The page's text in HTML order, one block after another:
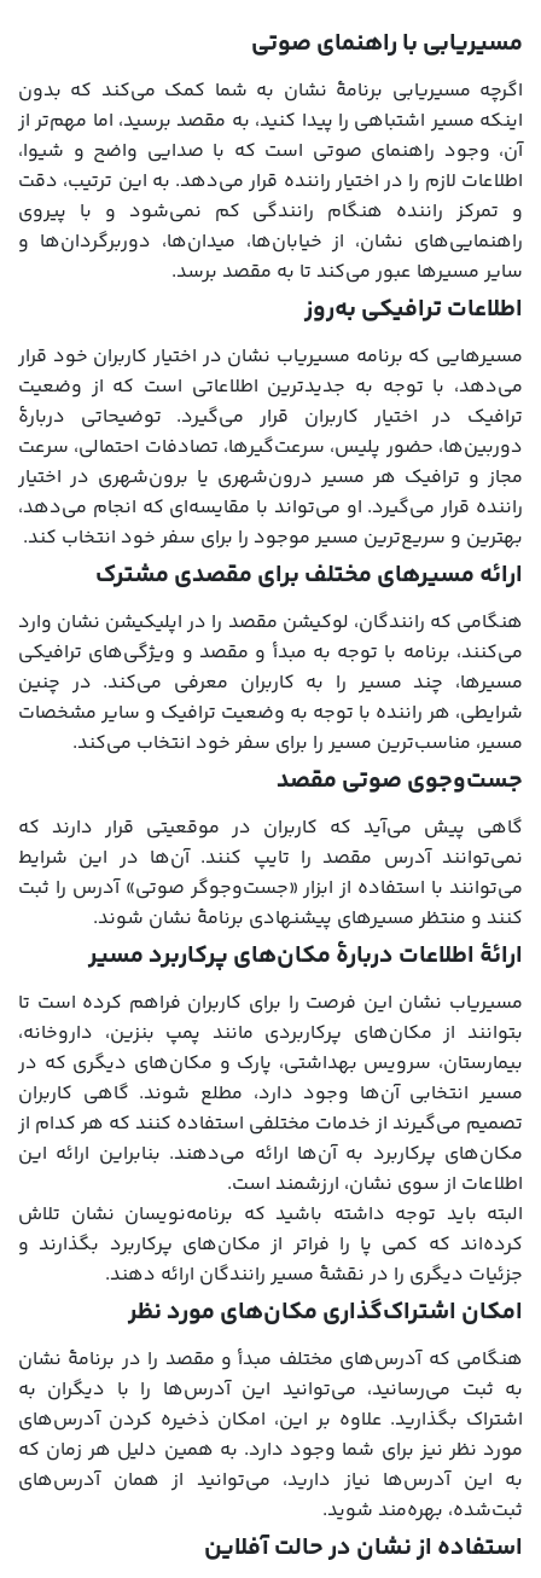
مسیریابی با راهنمای صوتی
اگرچه مسیریابی برنامۀ نشان به شما کمک می‌کند که بدون
اینکه مسیر اشتباهی را پیدا کنید، به مقصد برسید، اما مهم‌تر از
آن، وجود راهنمای صوتی است که با صدایی واضح و شیوا،
اطلاعات لازم را در اختیار راننده قرار می‌دهد. به این ترتیب، دقت
و تمرکز راننده هنگام رانندگی کم نمی‌شود و با پیروی
راهنمایی‌های نشان، از خیابان‌ها، میدان‌ها، دوربرگردان‌ها و
سایر مسیرها عبور می‌کند تا به مقصد برسد.
اطلاعات ترافیکی به‌روز
مسیرهایی که برنامه مسیریاب نشان در اختیار کاربران خود قرار
می‌دهد، با توجه به جدیدترین اطلاعاتی است که از وضعیت
ترافیک در اختیار کاربران قرار می‌گیرد. توضیحاتی دربارۀ
دوربین‌ها، حضور پلیس، سرعت‌گیرها، تصادفات احتمالی، سرعت
مجاز و ترافیک هر مسیر درون‌شهری یا برون‌شهری در اختیار
راننده قرار می‌گیرد. او می‌تواند با مقایسه‌ای که انجام می‌دهد،
بهترین و سریع‌ترین مسیر موجود را برای سفر خود انتخاب کند.
ارائه مسیرهای مختلف برای مقصدی مشترک
هنگامی که رانندگان، لوکیشن مقصد را در اپلیکیشن نشان وارد
می‌کنند، برنامه با توجه به مبدأ و مقصد و ویژگی‌های ترافیکی
مسیرها، چند مسیر را به کاربران معرفی می‌کند. در چنین
شرایطی، هر راننده با توجه به وضعیت ترافیک و سایر مشخصات
مسیر، مناسب‌ترین مسیر را برای سفر خود انتخاب می‌کند.
جست‌وجوی صوتی مقصد
گاهی پیش می‌آید که کاربران در موقعیتی قرار دارند که
نمی‌توانند آدرس مقصد را تایپ کنند. آن‌ها در این شرایط
می‌توانند با استفاده از ابزار «جست‌وجوگر صوتی» آدرس را ثبت
کنند و منتظر مسیرهای پیشنهادی برنامۀ نشان شوند.
ارائۀ اطلاعات دربارۀ مکان‌های پرکاربرد مسیر
مسیریاب نشان این فرصت را برای کاربران فراهم کرده است تا
بتوانند از مکان‌های پرکاربردی مانند پمپ بنزین، داروخانه،
بیمارستان، سرویس بهداشتی، پارک و مکان‌های دیگری که در
مسیر انتخابی آن‌ها وجود دارد، مطلع شوند. گاهی کاربران
تصمیم می‌گیرند از خدمات مختلفی استفاده کنند که هر کدام از
مکان‌های پرکاربرد به آن‌ها ارائه می‌دهند. بنابراین ارائه این
اطلاعات از سوی نشان، ارزشمند است.
البته باید توجه داشته باشید که برنامه‌نویسان نشان تلاش
کرده‌اند که کمی پا را فراتر از مکان‌های پرکاربرد بگذارند و
جزئیات دیگری را در نقشۀ مسیر رانندگان ارائه دهند.
امکان اشتراک‌گذاری مکان‌های مورد نظر
هنگامی که آدرس‌های مختلف مبدأ و مقصد را در برنامۀ نشان
به ثبت می‌رسانید، می‌توانید این آدرس‌ها را با دیگران به
اشتراک بگذارید. علاوه بر این، امکان ذخیره کردن آدرس‌های
مورد نظر نیز برای شما وجود دارد. به همین دلیل هر زمان که
به این آدرس‌ها نیاز دارید، می‌توانید از همان آدرس‌های
ثبت‌شده، بهره‌مند شوید.
استفاده از نشان در حالت آفلاین